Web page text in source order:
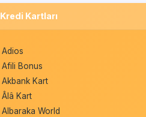
Kredi Kartları
Adios
Afili Bonus
Akbank Kart
Âlâ Kart
Albaraka World